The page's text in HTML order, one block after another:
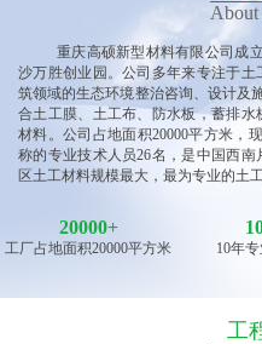
About
重庆高硕新型材料有限公司 成
沙万胜创业园 。公司多年来专注于土
筑领域的生态环境整治咨询、设计及
合土工膜、土工布、防水板，蓄排
材料。公司占地面积20000平方米，
称的专业技术人员26名，是中国西
区土工材料规模最大，最为专业的土
20000+
工厂占地面积20000平方米 10年
工